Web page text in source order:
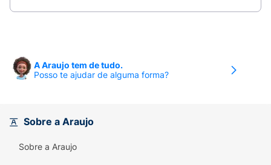
A Araujo tem de tudo.
Posso te ajudar de alguma forma?
Sobre a Araujo
Sobre a Araujo